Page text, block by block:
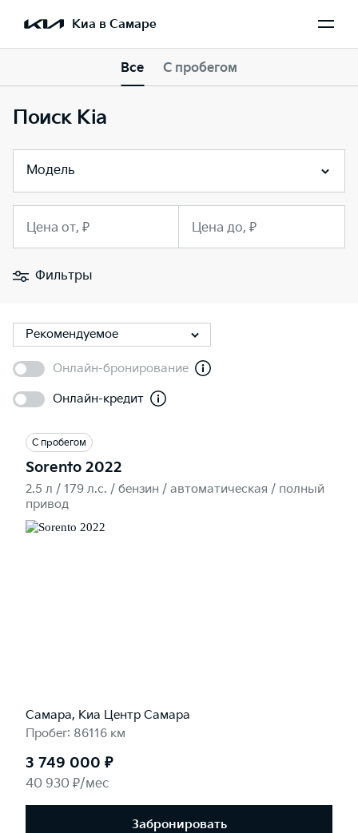
Киа в Самаре
Все С пробегом
Поиск Kia
Модель
Цена от, ₽ Цена до, ₽
Фильтры
Рекомендуемое
Онлайн-бронирование
Онлайн-кредит
С пробегом
Sorento 2022
2.5 л / 179 л.c. / бензин / автоматическая / полный
привод
Самара, Киа Центр Самара
Пробег: 86116 км
3 749 000 ₽
40 930 ₽/мес
Забронировать